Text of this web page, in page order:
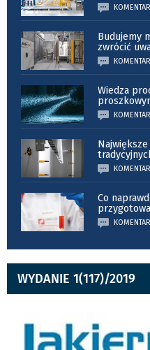
Budujemy
zwrócić
Wiedza
Co
WYDANIE 1(117)/2019